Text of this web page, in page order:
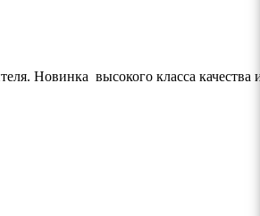
Новинка высокого класса качества